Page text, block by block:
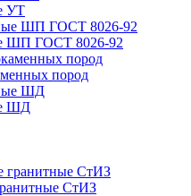
УТ
ШП ГОСТ 8026-92
пород
ШД
СтИЗ